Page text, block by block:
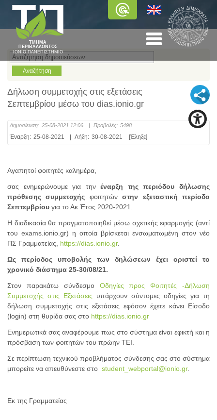
ΤΜΗΜΑ
ΠΕΡΙΒΑΛΛΟΝΤΟΣ
ΙΟΝΙΟ ΠΑΝΕΠΙΣΤΗΜΙΟ
Δήλωση συμμετοχής στις εξετάσεις
Σεπτεμβρίου μέσω του dias.ionio.gr
Δημοσίευση: 25-08-2021 12:06 | Προβολές: 5498
Έναρξη: 25-08-2021 Λήξη: 30-08-2021 [Έληξε]
Αγαπητοί φοιτητές καλημέρα,
σας ενημερώνουμε για τηνέναρξη της περιόδου δήλωσης
πρόθεσης συμμετοχής φοιτητώνστην εξεταστική περίοδο
Σεπτεμβρίου για το Ακ.Έτος 2020-2021.
Η διαδικασία θα πραγματοποιηθεί μέσω σχετικής εφαρμογής (αντί
του exams.ionio.gr) η οποία βρίσκεται ενσωματωμένη στον νέο
ΠΣ Γραμματείας, https://dias.ionio.gr.
Ως περίοδος υποβολής των δηλώσεων έχει οριστεί το
χρονικό διάστημα 25-30/08/21.
Στον παρακάτω σύνδεσμο Οδηγίες προς Φοιτητές -Δήλωση
Συμμετοχής στις Εξετάσεις υπάρχουν σύντομες οδηγίες για τη
δήλωση συμμετοχής στις εξετάσεις εφόσον έχετε κάνει Είσοδο
(login) στη θυρίδα σας στο https://dias.ionio.gr
Ενημερωτικά σας αναφέρουμε πως στο σύστημα είναι εφικτή και η
πρόσβαση των φοιτητών του πρώην ΤΕΙ.
Σε περίπτωση τεχνικού προβλήματος σύνδεσης σας στο σύστημα
μπορείτε να απευθύνεστε στο student_webportal@ionio.gr.
Εκ της Γραμματείας